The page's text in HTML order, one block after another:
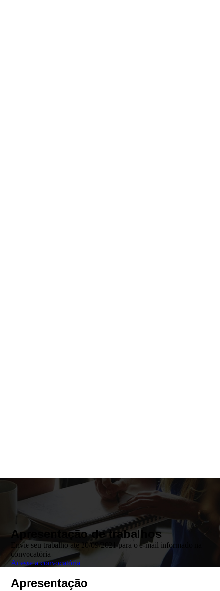
Apresentação de trabalhos
Envie seu trabalho até 20/09/2021 para o e-mail informado na
convocatória
Acesse a convocatória
Apresentação